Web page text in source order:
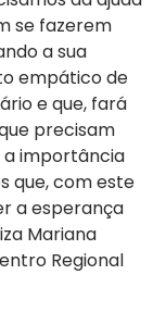
se fazerem
a sua
empático de
e que, fará
precisam
importância
que, com este
a esperança
Mariana
Regional